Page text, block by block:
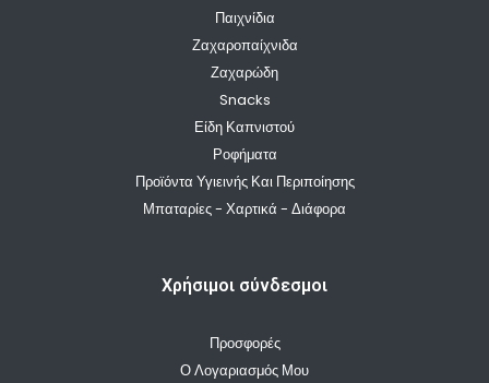
Παιχνίδια
Ζαχαροπαίχνιδα
Ζαχαρώδη
Snacks
Είδη Καπνιστού
Ροφήματα
Προϊόντα Υγιεινής Και Περιποίησης
Μπαταρίες - Χαρτικά - Διάφορα
Χρήσιμοι σύνδεσμοι
Προσφορές
Ο Λογαριασμός Μου